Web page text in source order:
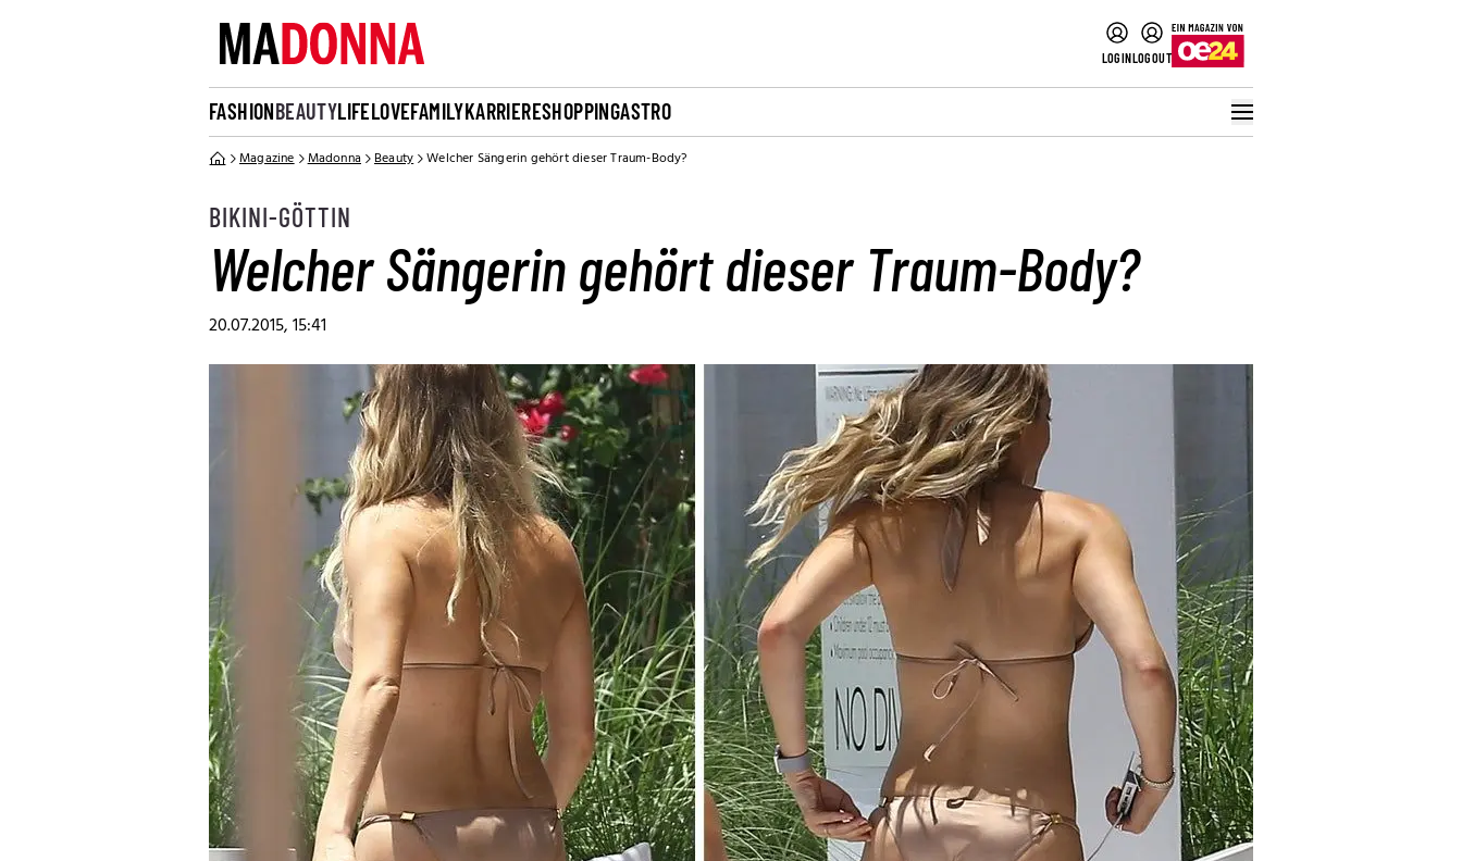
LOGINLOGOUT
FASHIONBEAUTYLIFELOVEFAMILYKARRIERESHOPPINGASTRO
Magazine Madonna Beauty Welcher Sängerin gehört dieser Traum-Body?
BIKINI-GÖTTIN
Welcher Sängerin gehört dieser Traum-Body?
20.07.2015, 15:41